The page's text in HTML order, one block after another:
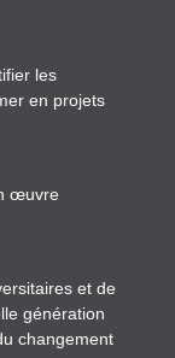
les
en projets
œuvre
et de
génération
changement